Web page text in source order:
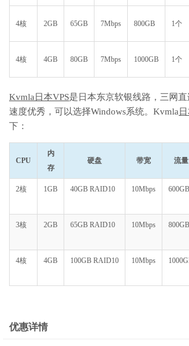
4核 2GB 65GB 7Mbps 800GB 1个
4核 4GB 80GB 7Mbps 1000GB 1个
Kvmla日本VPS是日本东京软银线路，三网
速度优秀，可以选择Windows系统。Kvmla
下：
CPU
内
存
硬盘 带宽 流量
2核 1GB 40GB RAID10 10Mbps 600GB
3核 2GB 65GB RAID10 10Mbps 800GB
4核 4GB 100GB RAID10 10Mbps
优惠详情